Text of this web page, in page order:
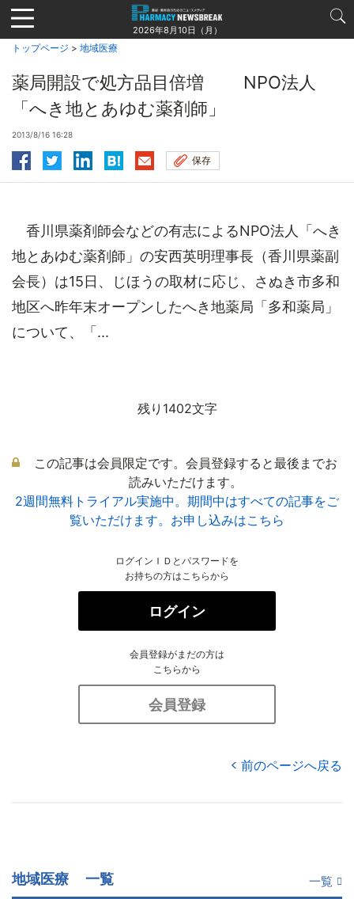
Jump
to
navigation
2026年8月10日（月）
トップページ > 地域医療
薬局開設で処方品目倍増 NPO法人
「へき地とあゆむ薬剤師」
2013/8/16 16:28
保存
香川県薬剤師会などの有志によるNPO法人「へき
地とあゆむ薬剤師」の安西英明理事長（香川県薬副
会長）は15日、じほうの取材に応じ、さぬき市多和
地区へ昨年末オープンしたへき地薬局「多和薬局」
について、「...
残り1402文字
この記事は会員限定です。会員登録すると最後までお
読みいただけます。
2週間無料トライアル実施中。期間中はすべての記事をご
覧いただけます。お申し込みはこちら
ログインＩＤとパスワードを
お持ちの方はこちらから
ログイン
会員登録がまだの方は
こちらから
会員登録
前のページへ戻る
地域医療 一覧 一覧